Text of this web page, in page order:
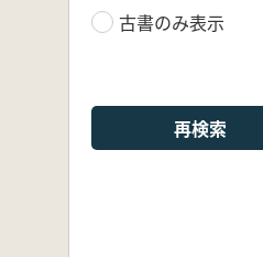
古書のみ表示
再検索